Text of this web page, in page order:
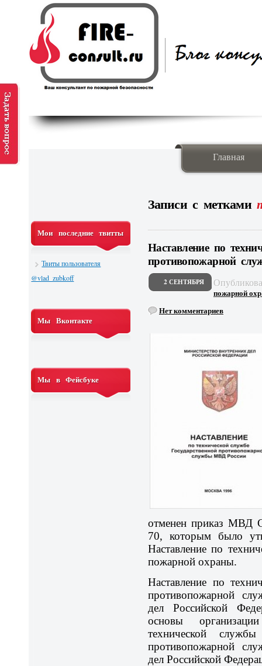
Главная
Записи с метками
Наставление по
противопожарной
2 СЕНТЯБРЯ
пожарной
Нет комментариев
отменен приказ МВД
70, которым было
Наставление по
пожарной охраны.
Наставление по
противопожарной
дел Российской
основы
технической
противопожарной
дел Российской
Мои последние твитты
Твиты пользователя
@vlad_zubkoff
Мы Вконтакте
Мы в Фейсбуке